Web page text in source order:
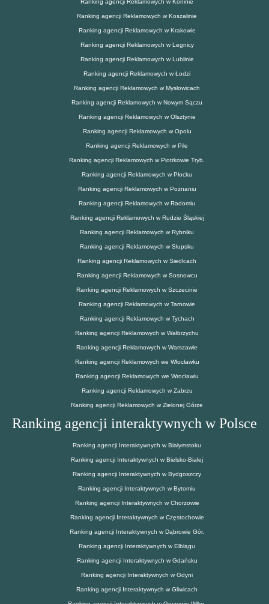
Ranking agencji Reklamowych w Koninie
Ranking agencji Reklamowych w Koszalinie
Ranking agencji Reklamowych w Krakowie
Ranking agencji Reklamowych w Legnicy
Ranking agencji Reklamowych w Lublinie
Ranking agencji Reklamowych w Łodzi
Ranking agencji Reklamowych w Mysłowicach
Ranking agencji Reklamowych w Nowym Sączu
Ranking agencji Reklamowych w Olsztynie
Ranking agencji Reklamowych w Opolu
Ranking agencji Reklamowych w Pile
Ranking agencji Reklamowych w Piotrkowie Tryb.
Ranking agencji Reklamowych w Płocku
Ranking agencji Reklamowych w Poznaniu
Ranking agencji Reklamowych w Radomiu
Ranking agencji Reklamowych w Rudzie Śląskiej
Ranking agencji Reklamowych w Rybniku
Ranking agencji Reklamowych w Słupsku
Ranking agencji Reklamowych w Siedlcach
Ranking agencji Reklamowych w Sosnowcu
Ranking agencji Reklamowych w Szczecinie
Ranking agencji Reklamowych w Tarnowie
Ranking agencji Reklamowych w Tychach
Ranking agencji Reklamowych w Wałbrzychu
Ranking agencji Reklamowych w Warszawie
Ranking agencji Reklamowych we Włocławku
Ranking agencji Reklamowych we Wrocławiu
Ranking agencji Reklamowych w Zabrzu
Ranking agencji Reklamowych w Zielonej Górze
Ranking agencji interaktywnych w Polsce
Ranking agencji Interaktywnych w Białymstoku
Ranking agencji Interaktywnych w Bielsko-Białej
Ranking agencji Interaktywnych w Bydgoszczy
Ranking agencji Interaktywnych w Bytomiu
Ranking agencji Interaktywnych w Chorzowie
Ranking agencji Interaktywnych w Częstochowie
Ranking agencji Interaktywnych w Dąbrowie Gór.
Ranking agencji Interaktywnych w Elblągu
Ranking agencji Interaktywnych w Gdańsku
Ranking agencji Interaktywnych w Gdyni
Ranking agencji Interaktywnych w Gliwicach